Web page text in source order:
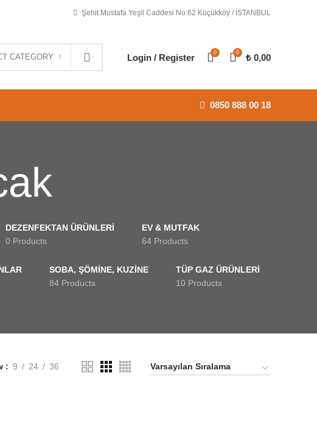
Şehit Mustafa Yeşil Caddesi No:62 Küçükköy / İSTANBUL
CATEGORY Login / Register 0 0 ₺ 0,00
0850 888 00 18
DEZENFEKTAN ÜRÜNLERİ
0 Products
EV & MUTFAK
64 Products
SOBA, ŞÖMİNE, KUZİNE
84 Products
TÜP GAZ ÜRÜNLERİ
10 Products
9 24 36